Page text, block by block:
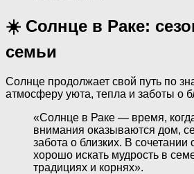
☀️ Солнце в Раке:
семьи
Солнце продолжает свой путь по
атмосферу уюта, тепла и заботы о
«Солнце в Раке — время,
внимания оказываются дом,
забота о близких. В сочетании
хорошо искать мудрость в
традициях и корнях».